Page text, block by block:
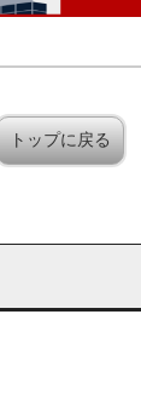
トップに戻る